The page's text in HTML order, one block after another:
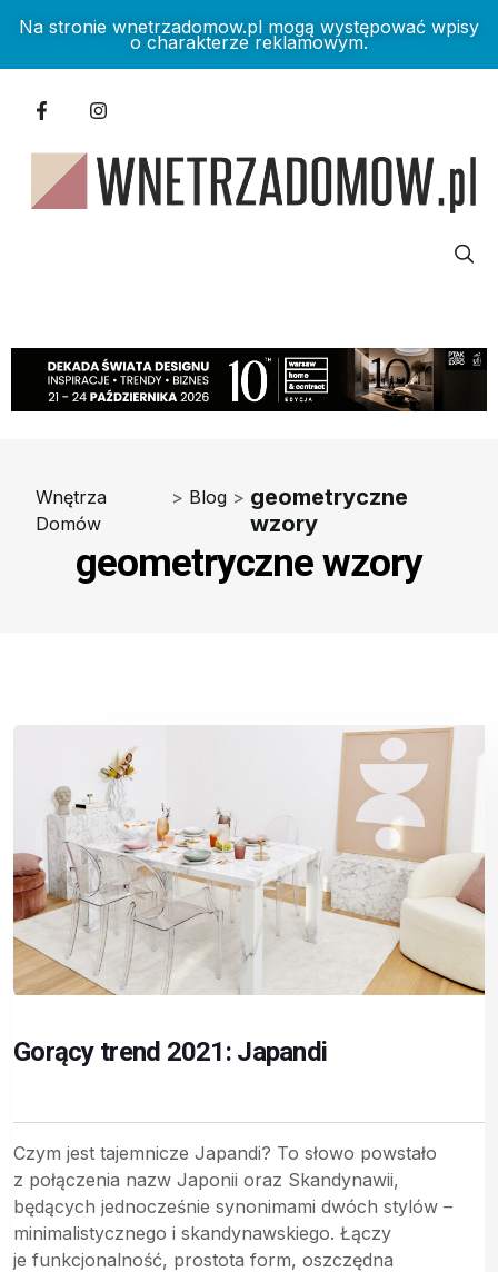
Na stronie wnetrzadomow.pl mogą występować wpisy
o charakterze reklamowym.
Wnętrza
Domów
> Blog > geometryczne
wzory
geometryczne wzory
Gorący trend 2021: Japandi
Czym jest tajemnicze Japandi? To słowo powstało
z połączenia nazw Japonii oraz Skandynawii,
będących jednocześnie synonimami dwóch stylów –
minimalistycznego i skandynawskiego. Łączy
je funkcjonalność, prostota form, oszczędna